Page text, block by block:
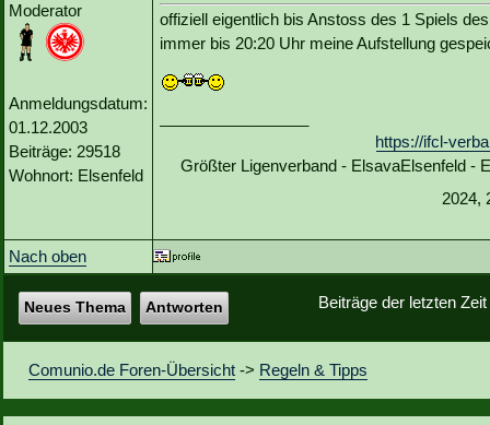
Moderator
Anmeldungsdatum:
01.12.2003
Beiträge: 29518
Wohnort: Elsenfeld
offiziell eigentlich bis Anstoss des 1 Spiels
immer bis 20:20 Uhr meine Aufstellung
https://ifcl-
Größter Ligenverband - ElsavaElsenfeld -
2024,
Nach oben
Beiträge der letzten
Neues Thema Antworten
Comunio.de Foren-Übersicht -> Regeln & Tipps